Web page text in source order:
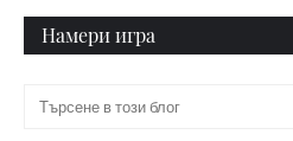
Намери игра